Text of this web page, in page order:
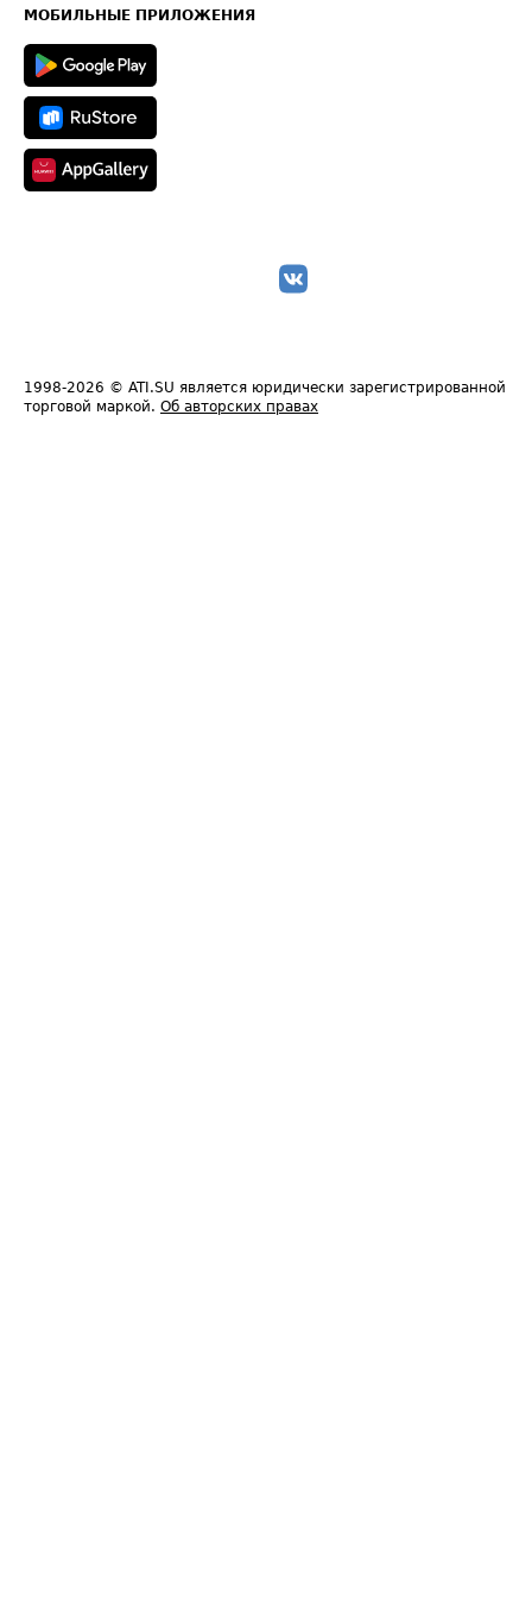
Техническая информация
МОБИЛЬНЫЕ ПРИЛОЖЕНИЯ
1998-2026 © ATI.SU является юридически зарегистрированной
торговой маркой. Об авторских правах